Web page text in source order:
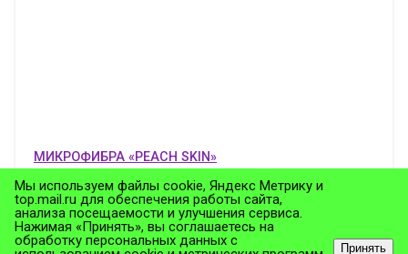
МИКРОФИБРА «PEACH SKIN»
Мы используем файлы cookie, Яндекс Метрику и
top.mail.ru для обеспечения работы сайта,
анализа посещаемости и улучшения сервиса.
Нажимая «Принять», вы соглашаетесь на
обработку персональных данных с
Принять